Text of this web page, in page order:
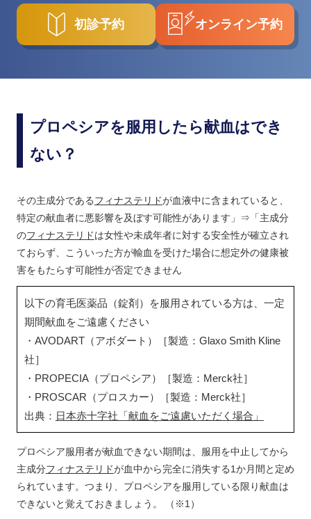
初診予約 オンライン予約
プロペシアを服用したら献血はでき
ない？
その主成分であるフィナステリドが血液中に含まれていると、
特定の献血者に悪影響を及ぼす可能性があります」⇒「主成分
のフィナステリドは女性や未成年者に対する安全性が確立され
ておらず、こういった方が輸血を受けた場合に想定外の健康被
害をもたらす可能性が否定できません
以下の育毛医薬品（錠剤）を服用されている方は、一定
期間献血をご遠慮ください
・AVODART（アボダート）［製造：Glaxo Smith Kline
社］
・PROPECIA（プロペシア）［製造：Merck社］
・PROSCAR（プロスカー）［製造：Merck社］
出典： 日本赤十字社「献血をご遠慮いただく場合」
プロペシア服用者が献血できない期間は、服用を中止してから
主成分フィナステリドが血中から完全に消失する1か月間と定め
られています。つまり、プロペシアを服用している限り献血は
できないと覚えておきましょう。 （※1）